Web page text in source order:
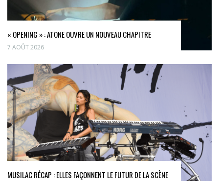
« OPENING » : ATONE OUVRE UN NOUVEAU CHAPITRE
7 AOÛT 2026
MUSILAC RÉCAP : ELLES FAÇONNENT LE FUTUR DE LA SCÈNE